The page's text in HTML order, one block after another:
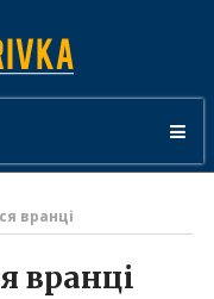
вранці
вранці